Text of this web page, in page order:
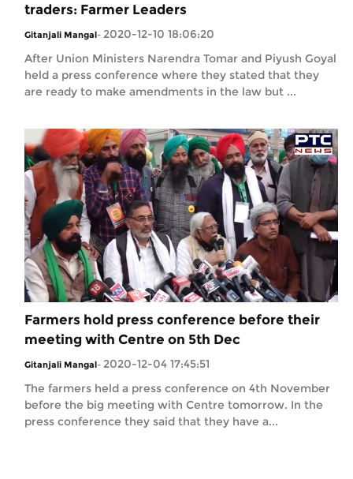
traders: Farmer Leaders
Gitanjali Mangal- 2020-12-10 18:06:20
After Union Ministers Narendra Tomar and Piyush Goyal
held a press conference where they stated that they
are ready to make amendments in the law but ...
Farmers hold press conference before their
meeting with Centre on 5th Dec
Gitanjali Mangal- 2020-12-04 17:45:51
The farmers held a press conference on 4th November
before the big meeting with Centre tomorrow. In the
press conference they said that they have a...